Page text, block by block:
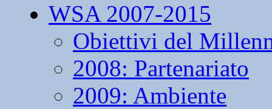
WSA 2007-2015
Obiettivi del
2008: Partenariato
2009: Ambiente